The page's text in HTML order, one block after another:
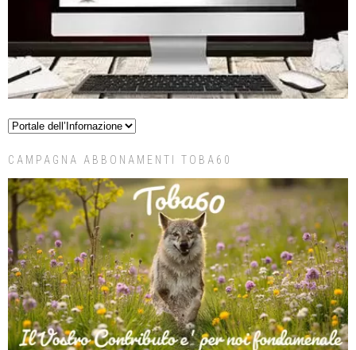
CAMPAGNA ABBONAMENTI TOBA60